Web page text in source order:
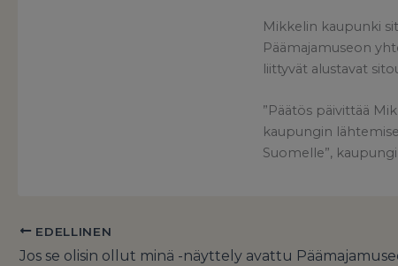
Mikkelin kaupunki
Päämajamuseon
liittyvät alustavat
”Päätös päivittää
kaupungin
Suomelle”,
EDELLINEN
Jos se olisin ollut minä -näyttely avattu